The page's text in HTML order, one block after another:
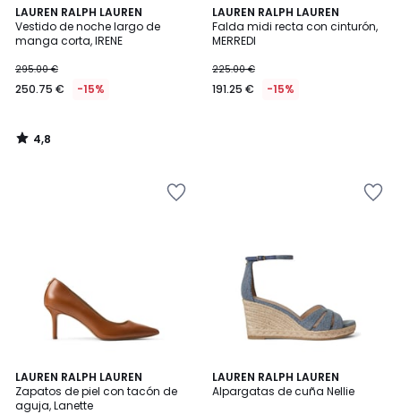
LAUREN RALPH LAUREN
Vestido de noche largo de
manga corta, IRENE
295.00 €
250.75 € -15%
4,8
/ 5
4,8
/
LAUREN RALPH LAUREN
Falda midi recta con cinturón,
MERREDI
225.00 €
191.25 € -15%
LAUREN RALPH LAUREN
Zapatos de piel con tacón de
aguja, Lanette
4,7
/ 5
2
Colores
LAUREN RALPH LAUREN
Alpargatas de cuña Nellie